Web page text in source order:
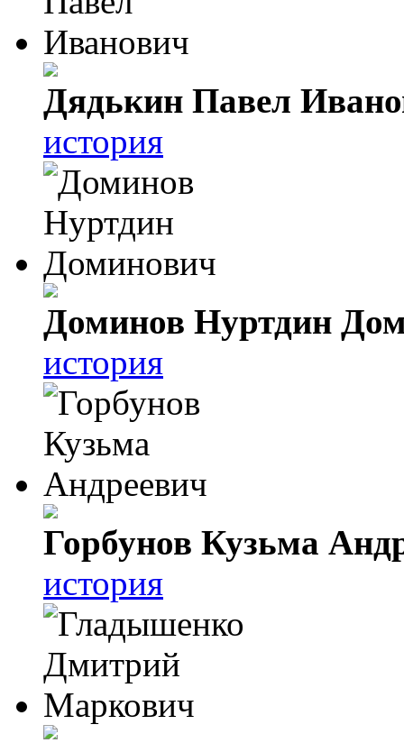
Дядькин Павел
история
Доминов Нуртдин
история
Горбунов Кузьма
история